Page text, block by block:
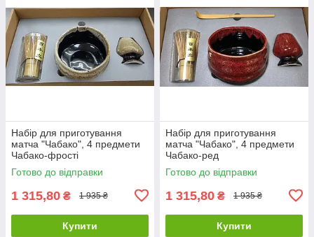
Набір для приготування
матча "Чабако", 4 предмети
Чабако-фрості
Готово до відправки
1 315,80 ₴ 1 935 ₴
Купити
Набір для приготування
матча "Чабако", 4 предмети
Чабако-ред
Готово до відправки
1 315,80 ₴ 1 935 ₴
Купити